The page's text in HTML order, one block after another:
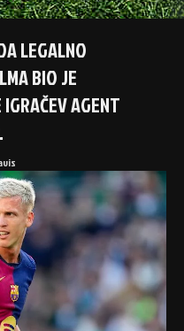
LEGALNO
BIO JE
AGENT